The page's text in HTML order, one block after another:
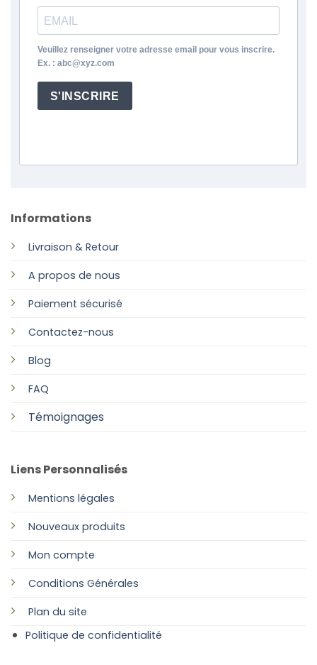
Informations
Livraison & Retour
A propos de nous
Paiement sécurisé
Contactez-nous
Blog
FAQ
Témoignages
Liens Personnalisés
Mentions légales
Nouveaux produits
Mon compte
Conditions Générales
Plan du site
Politique de confidentialité
Veuillez renseigner votre adresse email pour vous inscrire.
Ex. : abc@xyz.com
S'INSCRIRE